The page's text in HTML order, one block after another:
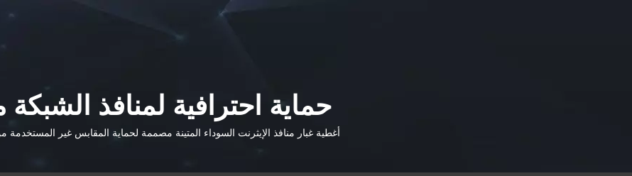
حماية احترافية لمنافذ الشبكة
غطاء غبار CRX Keystone RJ45
أغطية غبار منافذ الإيثرنت السوداء المتينة مصممة لحماية المقابس غير المستخدمة